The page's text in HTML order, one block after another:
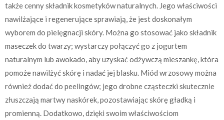
także cenny składnik kosmetyków naturalnych. Jego właściwości
nawilżające i regenerujące sprawiają, że jest doskonałym
wyborem do pielęgnacji skóry. Można go stosować jako składnik
maseczek do twarzy; wystarczy połączyć go z jogurtem
naturalnym lub awokado, aby uzyskać odżywczą mieszankę, która
pomoże nawilżyć skórę i nadać jej blasku. Miód wrzosowy można
również dodać do peelingów; jego drobne cząsteczki skutecznie
złuszczają martwy naskórek, pozostawiając skórę gładką i
promienną. Dodatkowo, dzięki swoim właściwościom